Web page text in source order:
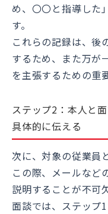
め、〇〇と指導した
す。
これらの記録は、後
するため、また万が
を主張するための重
ステップ2：本人と
具体的に伝える
次に、対象の従業員
この際、メールなど
説明することが不可
面談では、ステップ